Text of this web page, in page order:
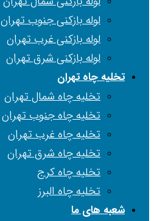
لوله بازکنی جنوب تهران
لوله بازکنی غرب تهران
لوله بازکنی شرق تهران
تخلیه چاه تهران
تخلیه چاه شمال تهران
تخلیه چاه جنوب تهران
تخلیه چاه غرب تهران
تخلیه چاه شرق تهران
تخلیه چاه کرج
تخلیه چاه البرز
شعبه های ما